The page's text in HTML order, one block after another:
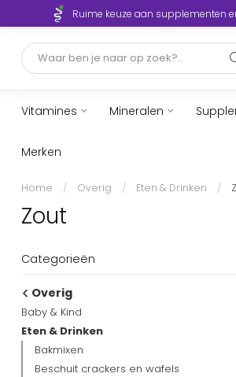
Ruime keuze aan supplementen
Vitamines Mineralen
Merken
Home / Overig / Eten & Drinken /
Zout
Categorieën
Overig
Baby & Kind
Eten & Drinken
Bakmixen
Beschuit crackers en wafels